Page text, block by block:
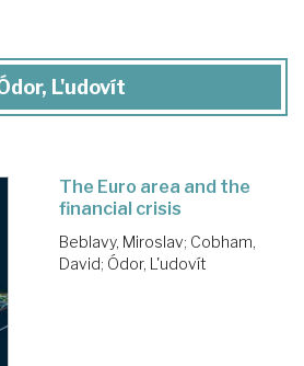
L'udovít
The Euro area and the
financial crisis
Beblavy, Miroslav; Cobham,
David; Ódor, L'udovít